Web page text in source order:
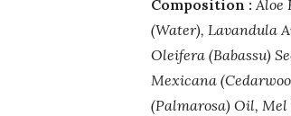
Composition : Aloe
(Water), Lavandula
Oleifera (Babassu)
Mexicana
(Palmarosa) Oil,